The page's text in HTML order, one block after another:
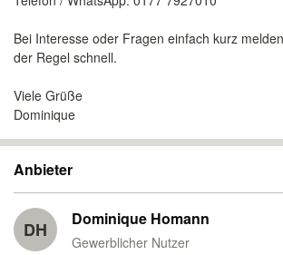
Bei Interesse oder Fragen einfach kurz
der Regel schnell.
Viele Grüße
Dominique
Anbieter
DH Dominique Homann
Gewerblicher Nutzer